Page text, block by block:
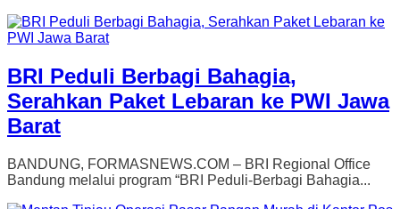
BRI Peduli Berbagi Bahagia,
Serahkan Paket Lebaran ke PWI Jawa
Barat
BANDUNG, FORMASNEWS.COM – BRI Regional Office
Bandung melalui program “BRI Peduli-Berbagi Bahagia...